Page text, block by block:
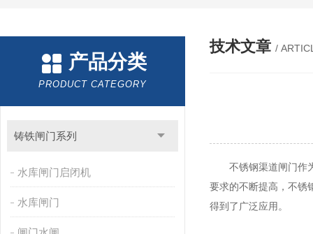
产品分类
PRODUCT CATEGORY
铸铁闸门系列
水库闸门启闭机
水库闸门
技术文章 /
不锈钢渠道闸门作为
要求的不断提高，不锈
得到了广泛应用。